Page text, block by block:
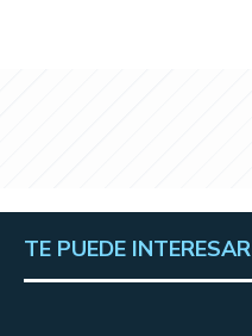
TE PUEDE INTERESAR